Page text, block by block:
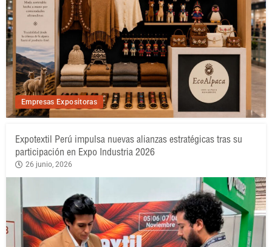
Empresas Expositoras
Expotextil Perú impulsa nuevas alianzas estratégicas tras su
participación en Expo Industria 2026
26 junio, 2026